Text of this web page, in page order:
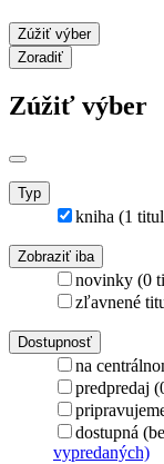
Zúžiť výber
Zoradiť
Zúžiť výber
Typ
kniha (1
Zobraziť iba
novinky (0
zľavnené
Dostupnosť
na
predpredaj
dostupná
vypredaných)